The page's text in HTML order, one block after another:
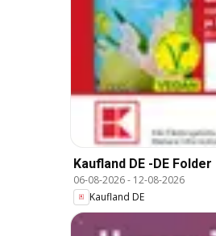
Kaufland DE -DE Folder
06-08-2026- 12-08-2026
Kaufland DE